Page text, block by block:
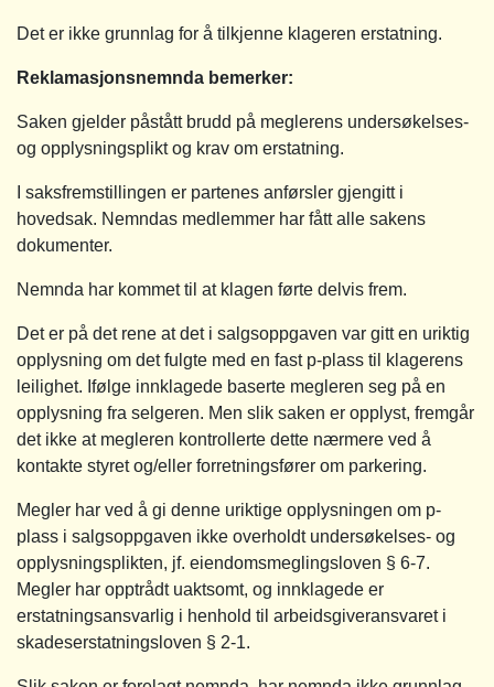
Det er ikke grunnlag for å tilkjenne klageren erstatning.
Reklamasjonsnemnda bemerker:
Saken gjelder påstått brudd på meglerens undersøkelses-
og opplysningsplikt og krav om erstatning.
I saksfremstillingen er partenes anførsler gjengitt i
hovedsak. Nemndas medlemmer har fått alle sakens
dokumenter.
Nemnda har kommet til at klagen førte delvis frem.
Det er på det rene at det i salgsoppgaven var gitt en uriktig
opplysning om det fulgte med en fast p-plass til klagerens
leilighet. Ifølge innklagede baserte megleren seg på en
opplysning fra selgeren. Men slik saken er opplyst, fremgår
det ikke at megleren kontrollerte dette nærmere ved å
kontakte styret og/eller forretningsfører om parkering.
Megler har ved å gi denne uriktige opplysningen om p-
plass i salgsoppgaven ikke overholdt undersøkelses- og
opplysningsplikten, jf. eiendomsmeglingsloven § 6-7.
Megler har opptrådt uaktsomt, og innklagede er
erstatningsansvarlig i henhold til arbeidsgiveransvaret i
skadeserstatningsloven § 2-1.